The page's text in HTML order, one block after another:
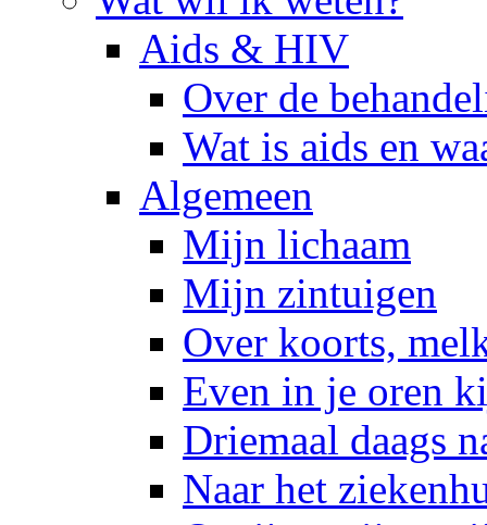
Aids & HIV
Over de
Wat is aids en
Algemeen
Mijn lichaam
Mijn zintuigen
Over koorts,
Even in je oren
Driemaal daags
Naar het